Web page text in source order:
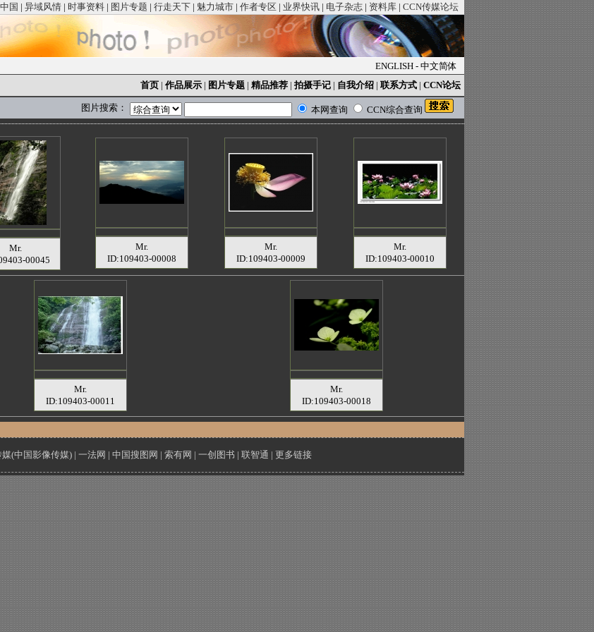
国 | 异域风情 | 时事资料 | 图片专题 | 行走天下 | 魅力城市 | 作者专区 | 业界快讯 | 电子杂志 | 资料库 | CCN传媒论坛
ENGLISH - 中文简体
首页 | 作品展示 | 图片专题 | 精品推荐 | 拍摄手记 | 自我介绍 | 联系方式 | CCN论坛
图片搜索： 本网查询 CCN综合查询
Mr.
00045
Mr.
ID:109403-00008
Mr.
ID:109403-00009
Mr.
ID:109403-00010
Mr.
ID:109403-00011
Mr.
ID:109403-00018
媒(中国影像传媒) | 一法网 | 中国搜图网 | 索有网 | 一创图书 | 联智通 | 更多链接